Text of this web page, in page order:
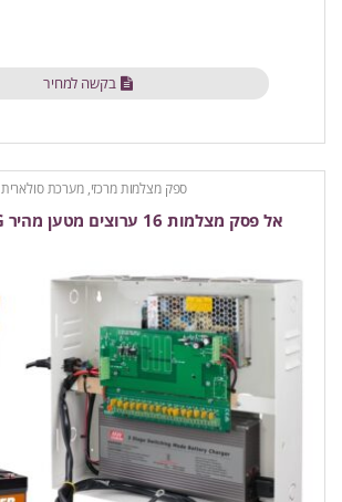
בקשה למחיר
ספק מצלמות מרכזי, מערכת סולארית
אל פסק מצלמות 16 ערוצים מטען מהיר POR150_SFG